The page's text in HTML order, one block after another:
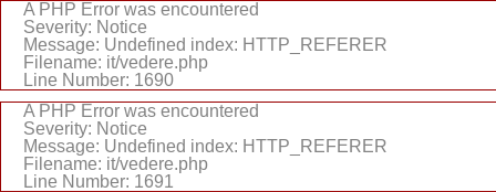
A PHP Error was encountered
Severity: Notice
Message: Undefined index: HTTP_REFERER
Filename: it/vedere.php
Line Number: 1690
A PHP Error was encountered
Severity: Notice
Message: Undefined index: HTTP_REFERER
Filename: it/vedere.php
Line Number: 1691